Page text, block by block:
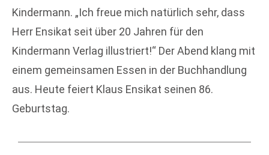
Kindermann. „Ich freue mich natürlich sehr, dass
Herr Ensikat seit über 20 Jahren für den
Kindermann Verlag illustriert!“ Der Abend klang mit
einem gemeinsamen Essen in der Buchhandlung
aus. Heute feiert Klaus Ensikat seinen 86.
Geburtstag.